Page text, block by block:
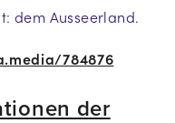
dem Ausseerland.
784876
der